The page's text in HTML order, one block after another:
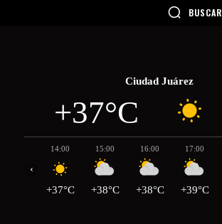
BUSCAR
Ciudad Juárez
+37°C
14:00
+37°C
15:00
+38°C
16:00
+38°C
17:00
+39°C
‹